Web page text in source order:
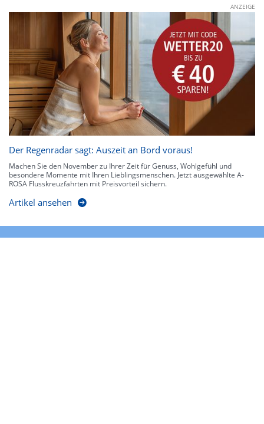
ANZEIGE
Der Regenradar sagt: Auszeit an Bord voraus!
Machen Sie den November zu Ihrer Zeit für Genuss, Wohlgefühl und
besondere Momente mit Ihren Lieblingsmenschen. Jetzt ausgewählte A-
ROSA Flusskreuzfahrten mit Preisvorteil sichern.
Artikel ansehen